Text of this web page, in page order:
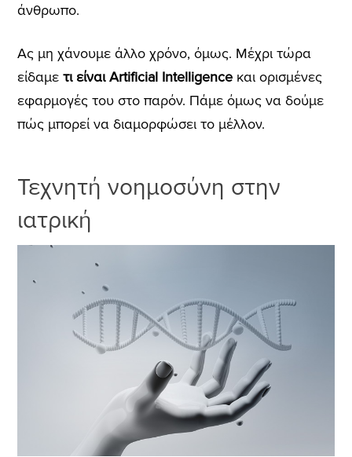
άνθρωπο.
Ας μη χάνουμε άλλο χρόνο, όμως. Μέχρι τώρα
είδαμε τι είναι Artificial Intelligenceκαι ορισμένες
εφαρμογές του στο παρόν. Πάμε όμως να δούμε
πώς μπορεί να διαμορφώσει το μέλλον.
Τεχνητή νοημοσύνη στην
ιατρική